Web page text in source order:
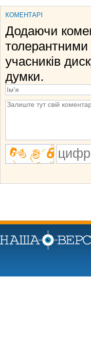
КОМЕНТАРІ
Додаючи
толерантними
учасників
думки.